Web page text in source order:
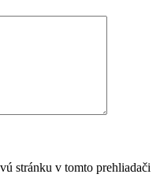
stránku v tomto prehliadači